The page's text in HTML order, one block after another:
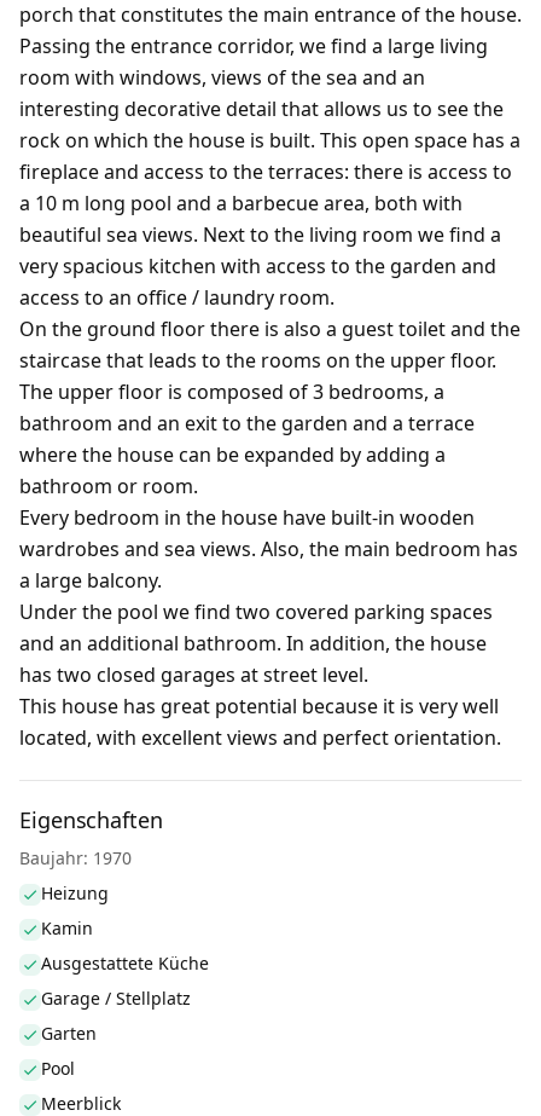
porch that constitutes the main entrance of the house.
Passing the entrance corridor, we find a large living
room with windows, views of the sea and an
interesting decorative detail that allows us to see the
rock on which the house is built. This open space has a
fireplace and access to the terraces: there is access to
a 10 m long pool and a barbecue area, both with
beautiful sea views. Next to the living room we find a
very spacious kitchen with access to the garden and
access to an office / laundry room.
On the ground floor there is also a guest toilet and the
staircase that leads to the rooms on the upper floor.
The upper floor is composed of 3 bedrooms, a
bathroom and an exit to the garden and a terrace
where the house can be expanded by adding a
bathroom or room.
Every bedroom in the house have built-in wooden
wardrobes and sea views. Also, the main bedroom has
a large balcony.
Under the pool we find two covered parking spaces
and an additional bathroom. In addition, the house
has two closed garages at street level.
This house has great potential because it is very well
located, with excellent views and perfect orientation.
Eigenschaften
Baujahr: 1970
Heizung
Kamin
Ausgestattete Küche
Garage / Stellplatz
Garten
Pool
Meerblick